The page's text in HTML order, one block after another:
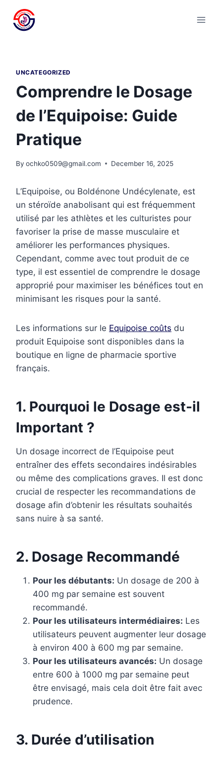
content
UNCATEGORIZED
Comprendre le Dosage
de l’Equipoise: Guide
Pratique
By ochko0509@gmail.com December 16, 2025
L’Equipoise, ou Boldénone Undécylenate, est
un stéroïde anabolisant qui est fréquemment
utilisé par les athlètes et les culturistes pour
favoriser la prise de masse musculaire et
améliorer les performances physiques.
Cependant, comme avec tout produit de ce
type, il est essentiel de comprendre le dosage
approprié pour maximiser les bénéfices tout en
minimisant les risques pour la santé.
Les informations sur le Equipoise coûts du
produit Equipoise sont disponibles dans la
boutique en ligne de pharmacie sportive
français.
1. Pourquoi le Dosage est-il
Important ?
Un dosage incorrect de l’Equipoise peut
entraîner des effets secondaires indésirables
ou même des complications graves. Il est donc
crucial de respecter les recommandations de
dosage afin d’obtenir les résultats souhaités
sans nuire à sa santé.
2. Dosage Recommandé
Pour les débutants: Un dosage de 200 à
400 mg par semaine est souvent
recommandé.
Pour les utilisateurs intermédiaires: Les
utilisateurs peuvent augmenter leur dosage
à environ 400 à 600 mg par semaine.
Pour les utilisateurs avancés: Un dosage
entre 600 à 1000 mg par semaine peut
être envisagé, mais cela doit être fait avec
prudence.
3. Durée d’utilisation